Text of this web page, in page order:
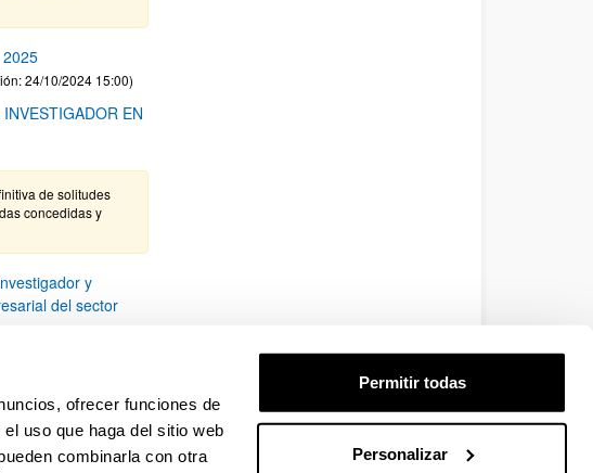
ofrecer funciones de
uso que haga del sitio web
combinarla con otra
Permitir todas
Personalizar
24/10/2024 15:00)
EN
de solitudes
concedidas y
y
del sector
Use TAB para desplazarse.